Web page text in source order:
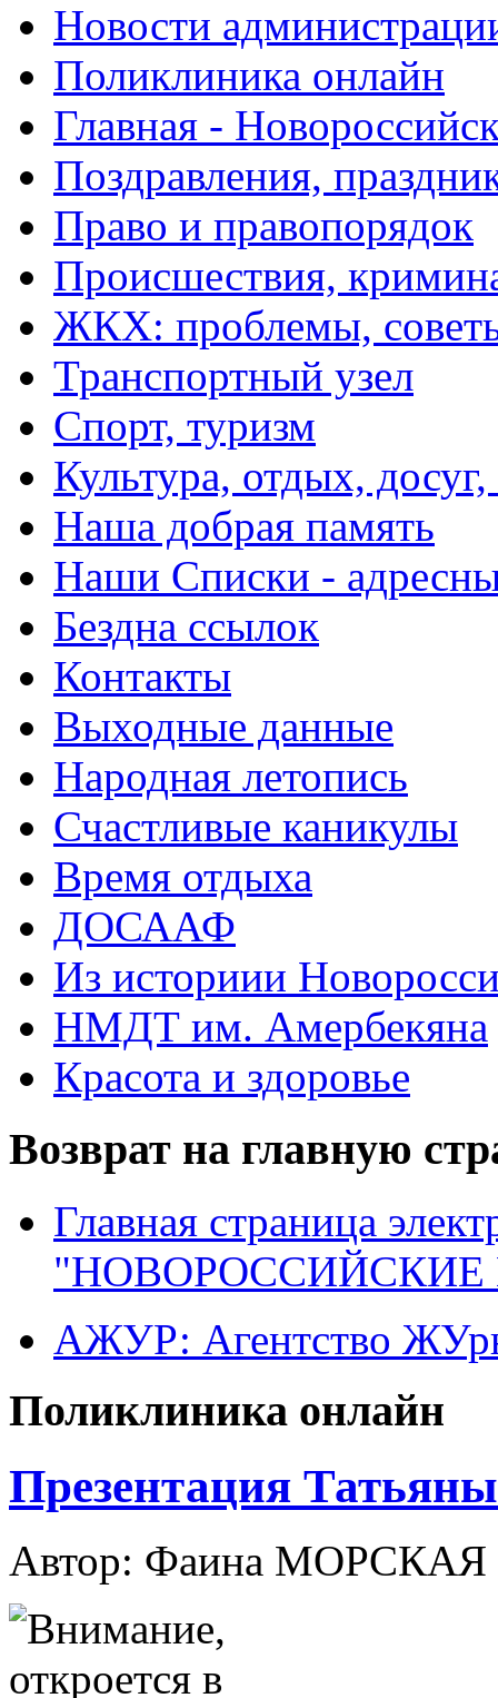
Новости
Поликлиника онлайн
Главная -
Поздравления,
Право и правопорядок
Происшествия,
ЖКХ: проблемы,
Транспортный узел
Спорт, туризм
Культура, отдых,
Наша добрая память
Наши Списки -
Бездна ссылок
Контакты
Выходные данные
Народная летопись
Счастливые каникулы
Время отдыха
ДОСААФ
Из историии
НМДТ им. Амербекяна
Красота и здоровье
Возврат на главную
Главная страница
"НОВОРОССИЙСКИЕ
АЖУР: Агентство
Поликлиника онлайн
Презентация
Автор: Фаина МОРСКАЯ